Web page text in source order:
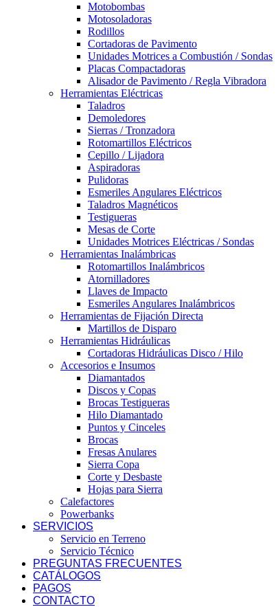
Motobombas
Motosoladoras
Rodillos
Cortadoras de Pavimento
Unidades Motrices a Combustión / Sondas
Placas Compactadoras
Alisador de Pavimento / Regla Vibradora
Herramientas Eléctricas
Taladros
Demoledores
Sierras / Tronzadora
Rotomartillos Eléctricos
Cepillo / Lijadora
Aspiradoras
Pulidoras
Esmeriles Angulares Eléctricos
Taladros Magnéticos
Testigueras
Mesas de Corte
Unidades Motrices Eléctricas / Sondas
Herramientas Inalámbricas
Rotomartillos Inalámbricos
Atornilladores
Llaves de Impacto
Esmeriles Angulares Inalámbricos
Herramientas de Fijación Directa
Martillos de Disparo
Herramientas Hidráulicas
Cortadoras Hidráulicas Disco / Hilo
Accesorios e Insumos
Diamantados
Discos y Copas
Brocas Testigueras
Hilo Diamantado
Puntos y Cinceles
Brocas
Fresas Anulares
Sierra Copa
Corte y Desbaste
Hojas para Sierra
Calefactores
Powerbanks
SERVICIOS
Servicio en Terreno
Servicio Técnico
PREGUNTAS FRECUENTES
CATÁLOGOS
PAGOS
CONTACTO